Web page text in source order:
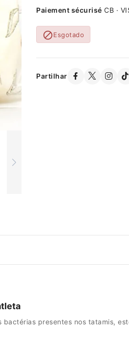
Paiement sécurisé CB ·
Esgotado
Partilhar
presentes nos tatamis,